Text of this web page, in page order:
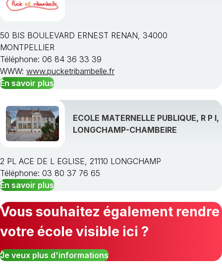
50 BIS BOULEVARD ERNEST RENAN, 34000
MONTPELLIER
Téléphone: 06 84 36 33 39
WWW: www.pucketribambelle.fr
En savoir plus
ECOLE MATERNELLE PUBLIQUE, R P I,
LONGCHAMP-CHAMBEIRE
2 PL ACE DE L EGLISE, 21110 LONGCHAMP
Téléphone: 03 80 37 76 65
En savoir plus
Vous souhaitez également rendre
votre école visible ici ?
Je veux plus d'informations